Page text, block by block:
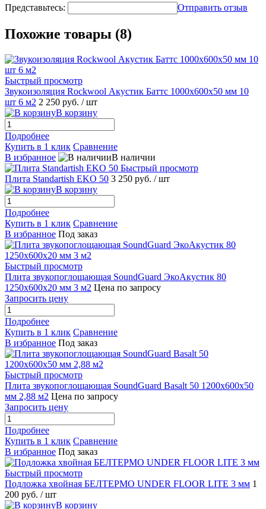
Представьтесь: Отправить отзыв
Похожие товары (8)
Быстрый просмотр
Звукоизоляция Rockwool Акустик Баттс 1000x600x50 мм 10
шт 6 м2 2 250 руб. / шт
В корзину
Подробнее
Купить в 1 клик Сравнение
В избранное
В наличии
Быстрый просмотр
Плита Standartish EKO 50 3 250 руб. / шт
В корзину
Подробнее
Купить в 1 клик Сравнение
В избранное Под заказ
Быстрый просмотр
Плита звукопоглощающая SoundGuard ЭкоАкустик 80
1250х600х20 мм 3 м2 Цена по запросу
Запросить цену
Подробнее
Купить в 1 клик Сравнение
В избранное Под заказ
Быстрый просмотр
Плита звукопоглощающая SoundGuard Basalt 50 1200х600х50
мм 2,88 м2 Цена по запросу
Запросить цену
Подробнее
Купить в 1 клик Сравнение
В избранное Под заказ
Быстрый просмотр
Подложка хвойная БЕЛТЕРМО UNDER FLOOR LITE 3 мм 1
200 руб. / шт
В корзину